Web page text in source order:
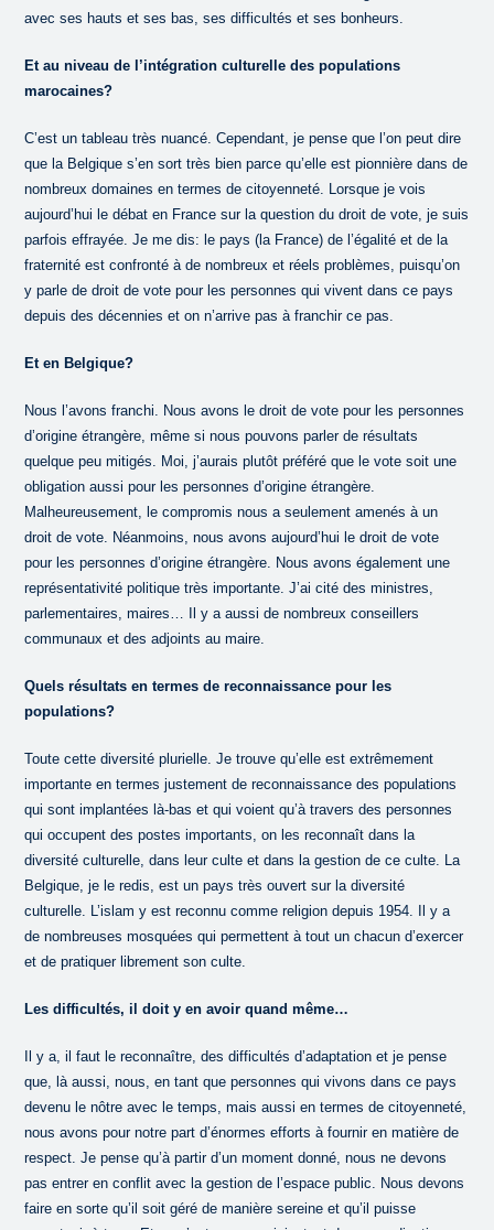
avec ses hauts et ses bas, ses difficultés et ses bonheurs.
Et au niveau de l’intégration culturelle des populations
marocaines?
C’est un tableau très nuancé. Cependant, je pense que l’on peut dire
que la Belgique s’en sort très bien parce qu’elle est pionnière dans de
nombreux domaines en termes de citoyenneté. Lorsque je vois
aujourd’hui le débat en France sur la question du droit de vote, je suis
parfois effrayée. Je me dis: le pays (la France) de l’égalité et de la
fraternité est confronté à de nombreux et réels problèmes, puisqu’on
y parle de droit de vote pour les personnes qui vivent dans ce pays
depuis des décennies et on n’arrive pas à franchir ce pas.
Et en Belgique?
Nous l’avons franchi. Nous avons le droit de vote pour les personnes
d’origine étrangère, même si nous pouvons parler de résultats
quelque peu mitigés. Moi, j’aurais plutôt préféré que le vote soit une
obligation aussi pour les personnes d’origine étrangère.
Malheureusement, le compromis nous a seulement amenés à un
droit de vote. Néanmoins, nous avons aujourd’hui le droit de vote
pour les personnes d’origine étrangère. Nous avons également une
représentativité politique très importante. J’ai cité des ministres,
parlementaires, maires… Il y a aussi de nombreux conseillers
communaux et des adjoints au maire.
Quels résultats en termes de reconnaissance pour les
populations?
Toute cette diversité plurielle. Je trouve qu’elle est extrêmement
importante en termes justement de reconnaissance des populations
qui sont implantées là-bas et qui voient qu’à travers des personnes
qui occupent des postes importants, on les reconnaît dans la
diversité culturelle, dans leur culte et dans la gestion de ce culte. La
Belgique, je le redis, est un pays très ouvert sur la diversité
culturelle. L’islam y est reconnu comme religion depuis 1954. Il y a
de nombreuses mosquées qui permettent à tout un chacun d’exercer
et de pratiquer librement son culte.
Les difficultés, il doit y en avoir quand même…
Il y a, il faut le reconnaître, des difficultés d’adaptation et je pense
que, là aussi, nous, en tant que personnes qui vivons dans ce pays
devenu le nôtre avec le temps, mais aussi en termes de citoyenneté,
nous avons pour notre part d’énormes efforts à fournir en matière de
respect. Je pense qu’à partir d’un moment donné, nous ne devons
pas entrer en conflit avec la gestion de l’espace public. Nous devons
faire en sorte qu’il soit géré de manière sereine et qu’il puisse